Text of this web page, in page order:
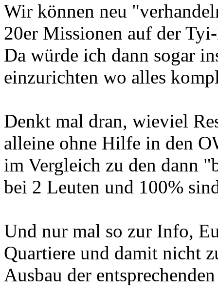
Wir können neu
20er Missionen auf der
Da würde ich dann sogar
einzurichten wo alles
Denkt mal dran, wieviel
alleine ohne Hilfe in den
im Vergleich zu den dann
bei 2 Leuten und 100%
Und nur mal so zur Info,
Quartiere und damit nicht
Ausbau der